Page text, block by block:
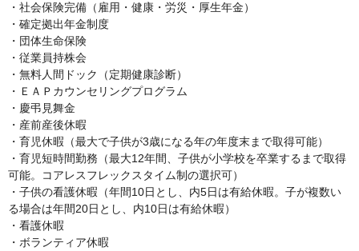
・社会保険完備（雇用・健康・労災・厚生年金）
・確定拠出年金制度
・団体生命保険
・従業員持株会
・無料人間ドック（定期健康診断）
・ＥＡＰカウンセリングプログラム
・慶弔見舞金
・産前産後休暇
・育児休暇（最大で子供が3歳になる年の年度末まで取得可能）
・育児短時間勤務（最大12年間、子供が小学校を卒業するまで取得
可能。コアレスフレックスタイム制の選択可）
・子供の看護休暇（年間10日とし、内5日は有給休暇。子が複数い
る場合は年間20日とし、内10日は有給休暇）
・看護休暇
・ボランティア休暇